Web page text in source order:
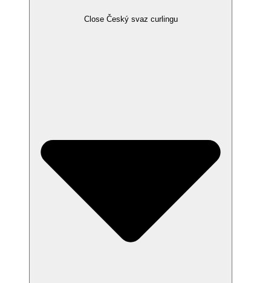
Close Český svaz curlingu